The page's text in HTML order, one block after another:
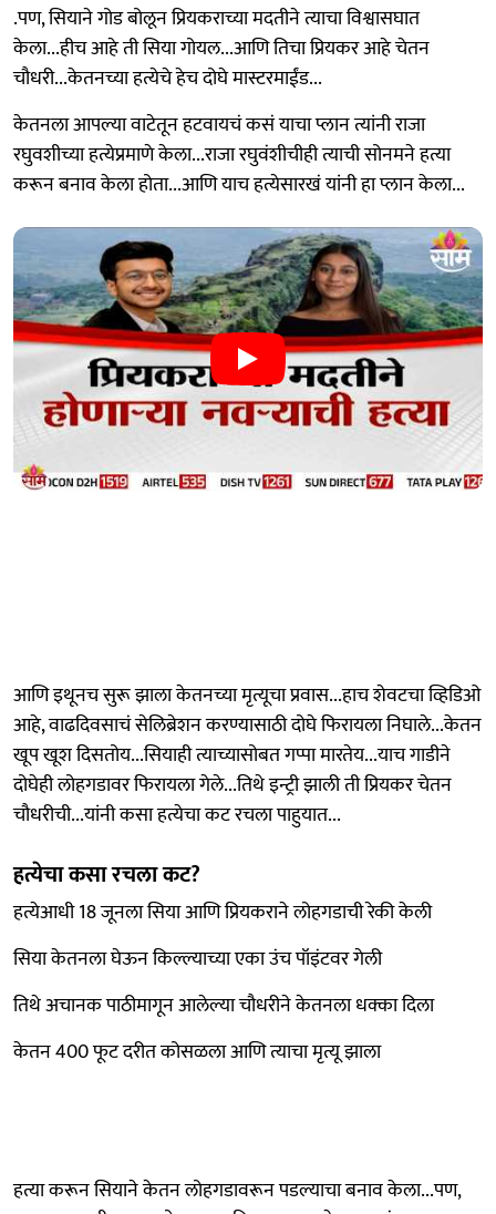
.पण, सियाने गोड बोलून प्रियकराच्या मदतीने त्याचा विश्वासघात
केला...हीच आहे ती सिया गोयल...आणि तिचा प्रियकर आहे चेतन
चौधरी...केतनच्या हत्येचे हेच दोघे मास्टरमाईंड...
केतनला आपल्या वाटेतून हटवायचं कसं याचा प्लान त्यांनी राजा
रघुवशीच्या हत्येप्रमाणे केला...राजा रघुवंशीचीही त्याची सोनमने हत्या
करून बनाव केला होता...आणि याच हत्येसारखं यांनी हा प्लान केला...
आणि इथूनच सुरू झाला केतनच्या मृत्यूचा प्रवास...हाच शेवटचा व्हिडिओ
आहे, वाढदिवसाचं सेलिब्रेशन करण्यासाठी दोघे फिरायला निघाले...केतन
खूप खूश दिसतोय...सियाही त्याच्यासोबत गप्पा मारतेय...याच गाडीने
दोघेही लोहगडावर फिरायला गेले...तिथे इन्ट्री झाली ती प्रियकर चेतन
चौधरीची...यांनी कसा हत्येचा कट रचला पाहुयात...
हत्येचा कसा रचला कट?
हत्येआधी 18 जूनला सिया आणि प्रियकराने लोहगडाची रेकी केली
सिया केतनला घेऊन किल्ल्याच्या एका उंच पॉइंटवर गेली
तिथे अचानक पाठीमागून आलेल्या चौधरीने केतनला धक्का दिला
केतन 400 फूट दरीत कोसळला आणि त्याचा मृत्यू झाला
हत्या करून सियाने केतन लोहगडावरून पडल्याचा बनाव केला...पण,